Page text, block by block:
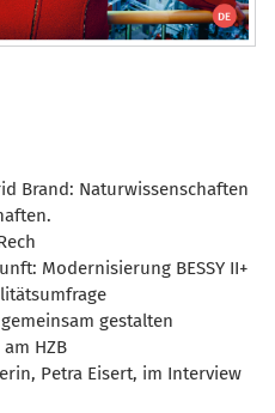
Brand: Naturwissenschaften
Modernisierung BESSY II+
gestalten
HZB
Petra Eisert, im Interview